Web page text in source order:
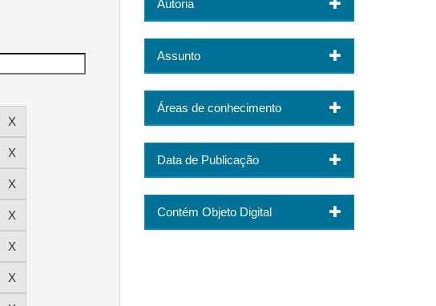
Autoria
Assunto
Áreas de conhecimento
Data de Publicação
Contém Objeto Digital